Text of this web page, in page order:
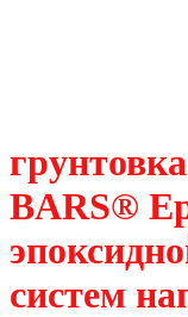
BARS®
систем